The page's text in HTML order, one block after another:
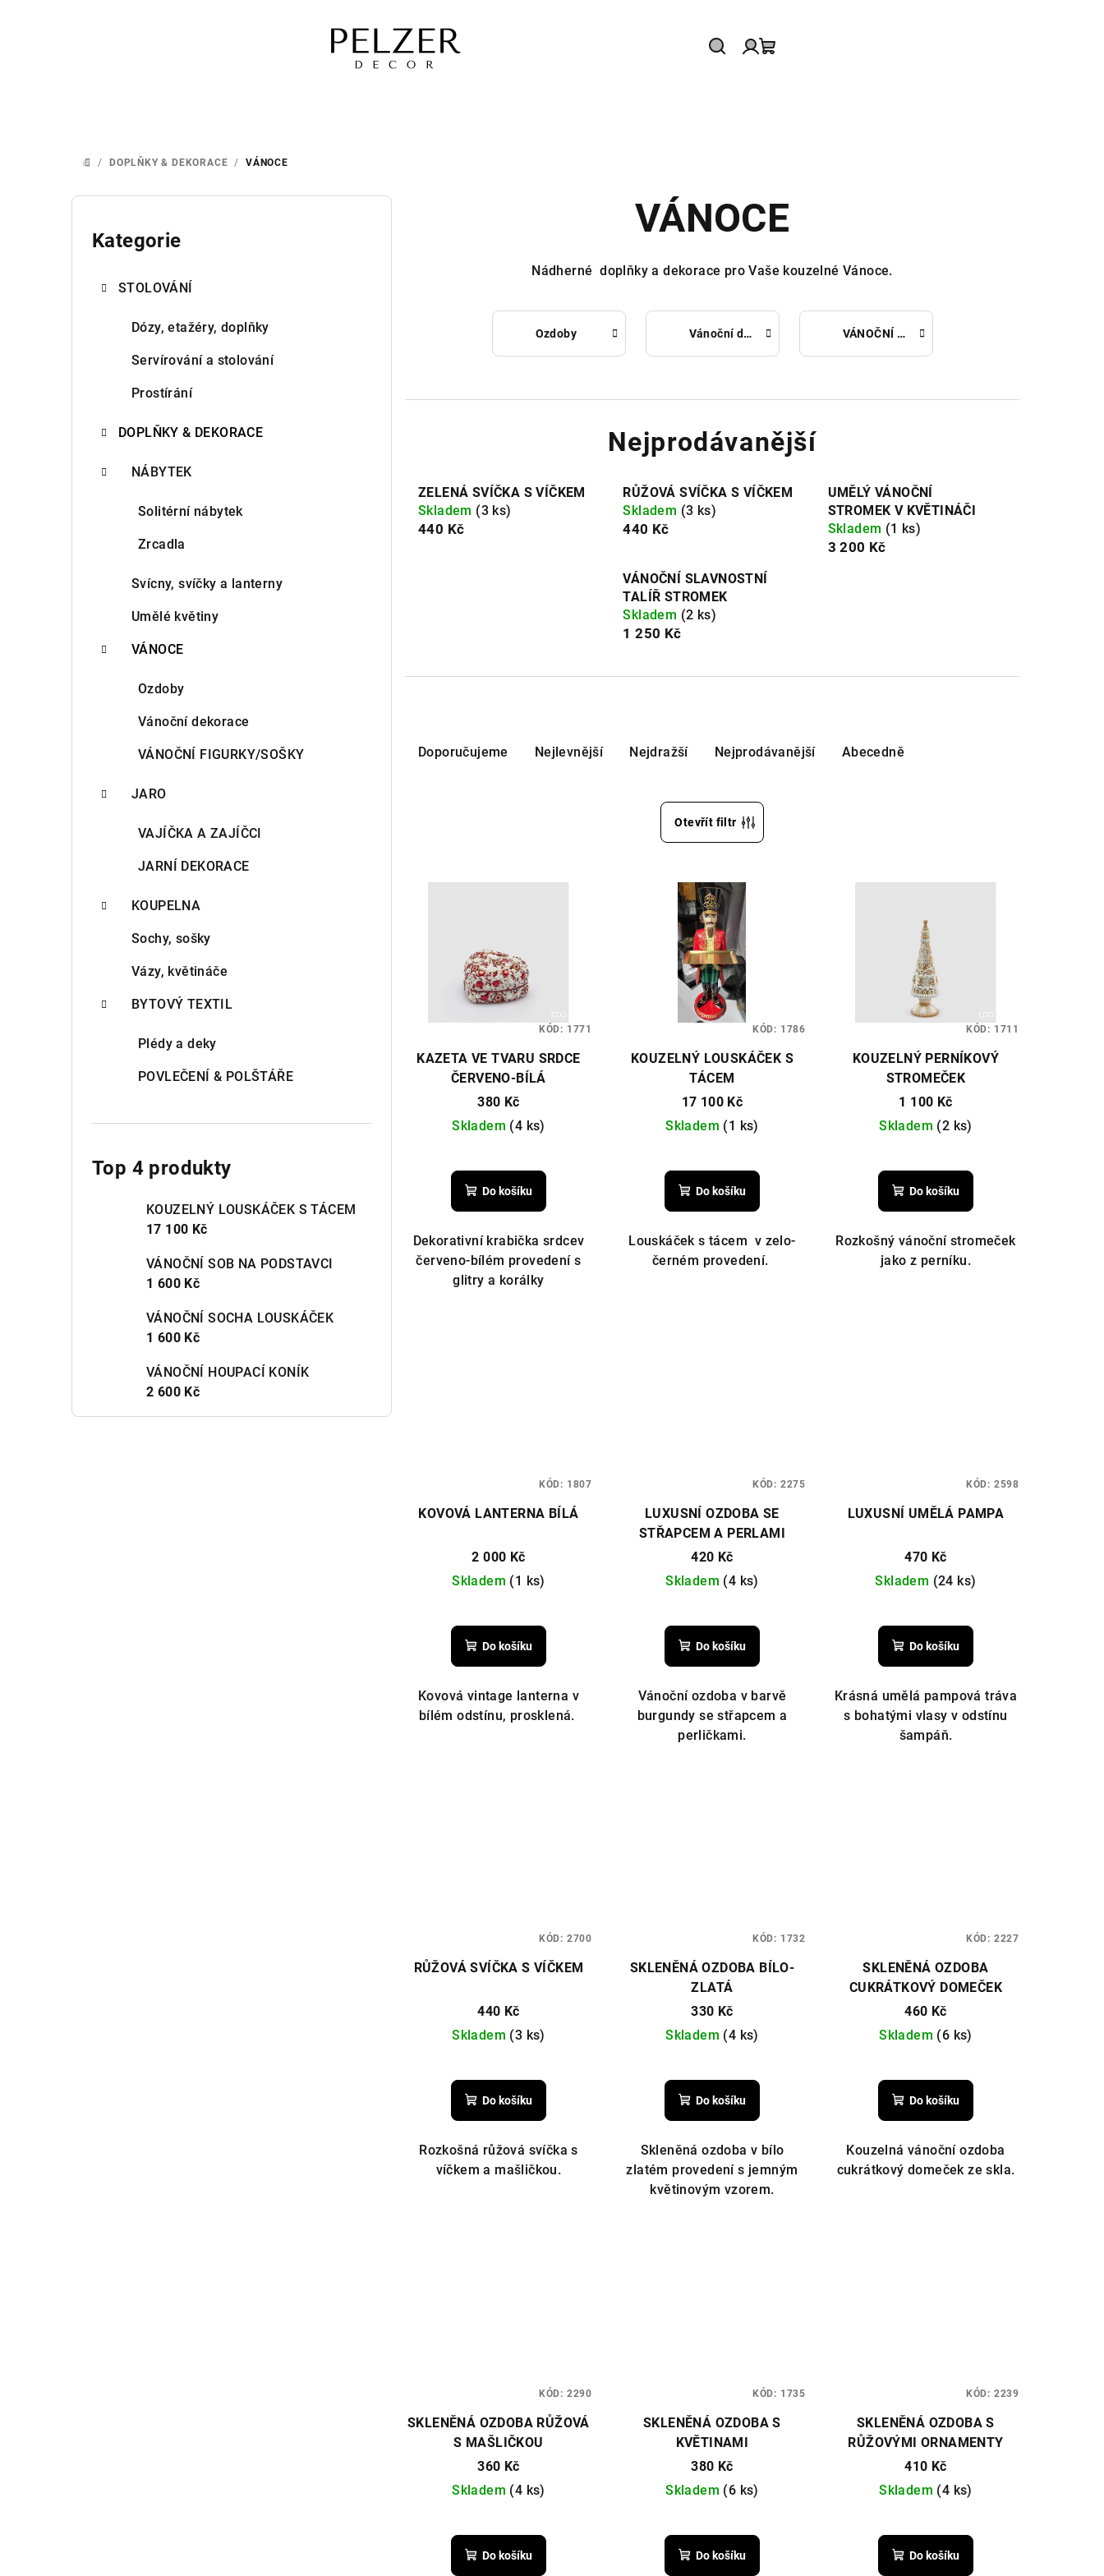
DOMŮ
/ DOPLŇKY & DEKORACE / VÁNOCE
P
Přeskočit
Kategorie
STOLOVÁNÍ
Dózy, etažéry, doplňky
Servírování a stolování
Prostírání
DOPLŇKY & DEKORACE
NÁBYTEK
Solitérní nábytek
Zrcadla
Svícny, svíčky a lanterny
Umělé květiny
VÁNOCE
Ozdoby
Vánoční dekorace
VÁNOČNÍ FIGURKY/SOŠKY
JARO
VAJÍČKA A ZAJÍČCI
JARNÍ DEKORACE
KOUPELNA
Sochy, sošky
Vázy, květináče
BYTOVÝ TEXTIL
Plédy a deky
POVLEČENÍ & POLŠTÁŘE
Top 4 produkty
KOUZELNÝ LOUSKÁČEK S TÁCEM
17 100 Kč
VÁNOČNÍ SOB NA PODSTAVCI
1 600 Kč
VÁNOČNÍ SOCHA LOUSKÁČEK
1 600 Kč
VÁNOČNÍ HOUPACÍ KONÍK
2 600 Kč
VÁNOCE
Nádherné doplňky a dekorace pro Vaše kouzelné Vánoce.
Ozdoby Vánoční dekorace VÁNOČNÍ FIGURKY/SOŠKY
Nejprodávanější
ZELENÁ SVÍČKA S VÍČKEM
Skladem (3 ks)
440 Kč
RŮŽOVÁ SVÍČKA S VÍČKEM
Skladem (3 ks)
440 Kč
UMĚLÝ VÁNOČNÍ
STROMEK V KVĚTINÁČI
Skladem (1 ks)
3 200 Kč
VÁNOČNÍ SLAVNOSTNÍ
TALÍŘ STROMEK
Skladem (2 ks)
1 250 Kč
aDoporučujeme Nejlevnější Nejdražší Nejprodávanější Abecedně
Otevřít filtr
t
ů
KAZETA VE TVARU SRDCE
ČERVENO-BÍLÁ
380 Kč
Skladem (4 ks)
Do košíku
Dekorativní krabička srdcev
červeno-bílém provedení s
glitry a korálky
KÓD: 1771
KOUZELNÝ LOUSKÁČEK S
TÁCEM
17 100 Kč
Skladem (1 ks)
Do košíku
Louskáček s tácem v zelo-
černém provedení.
KÓD: 1786
KOUZELNÝ PERNÍKOVÝ
STROMEČEK
1 100 Kč
Skladem (2 ks)
Do košíku
Rozkošný vánoční stromeček
jako z perníku.
KÓD: 1711
KOVOVÁ LANTERNA BÍLÁ
2 000 Kč
Skladem (1 ks)
Do košíku
Kovová vintage lanterna v
bílém odstínu, prosklená.
KÓD: 1807
LUXUSNÍ OZDOBA SE
STŘAPCEM A PERLAMI
420 Kč
Skladem (4 ks)
Do košíku
Vánoční ozdoba v barvě
burgundy se střapcem a
perličkami.
KÓD: 2275
LUXUSNÍ UMĚLÁ PAMPA
470 Kč
Skladem (24 ks)
Do košíku
Krásná umělá pampová tráva
s bohatými vlasy v odstínu
šampáň.
KÓD: 2598
RŮŽOVÁ SVÍČKA S VÍČKEM
440 Kč
Skladem (3 ks)
Do košíku
Rozkošná růžová svíčka s
víčkem a mašličkou.
KÓD: 2700
SKLENĚNÁ OZDOBA BÍLO-
ZLATÁ
330 Kč
Skladem (4 ks)
Do košíku
Skleněná ozdoba v bílo
zlatém provedení s jemným
květinovým vzorem.
KÓD: 1732
SKLENĚNÁ OZDOBA
CUKRÁTKOVÝ DOMEČEK
460 Kč
Skladem (6 ks)
Do košíku
Kouzelná vánoční ozdoba
cukrátkový domeček ze skla.
KÓD: 2227
SKLENĚNÁ OZDOBA RŮŽOVÁ
S MAŠLIČKOU
360 Kč
Skladem (4 ks)
Do košíku
KÓD: 2290
SKLENĚNÁ OZDOBA S
KVĚTINAMI
380 Kč
Skladem (6 ks)
Do košíku
KÓD: 1735
SKLENĚNÁ OZDOBA S
RŮŽOVÝMI ORNAMENTY
410 Kč
Skladem (4 ks)
Do košíku
KÓD: 2239